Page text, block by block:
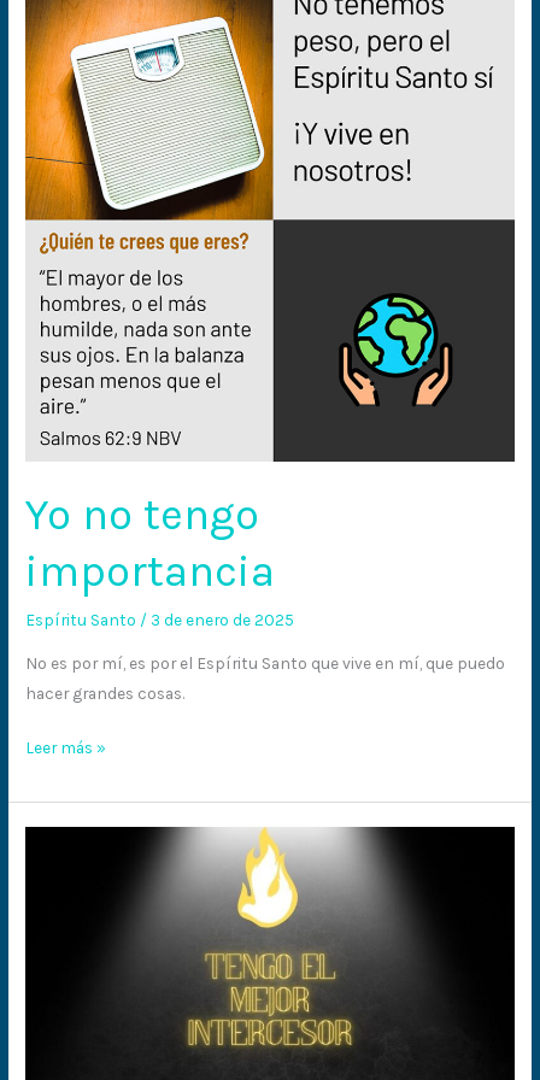
Yo no tengo
importancia
Espíritu Santo / 3 de enero de 2025
No es por mí, es por el Espíritu Santo que vive en mí, que puedo
hacer grandes cosas.
no
tengo
importancia
Leer más »